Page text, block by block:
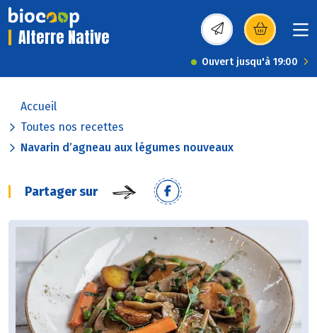
Alterre Native (s’ouvre dans une
Ouvert jusqu'à 19:00
Accueil
Toutes nos recettes
Navarin d’agneau aux légumes nouveaux
Partager sur